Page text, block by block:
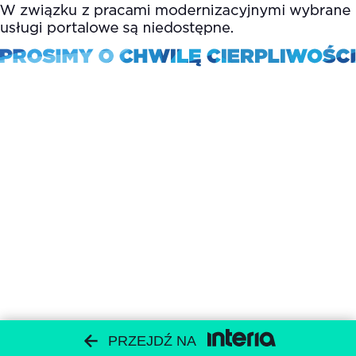
PRZEJDŹ NA